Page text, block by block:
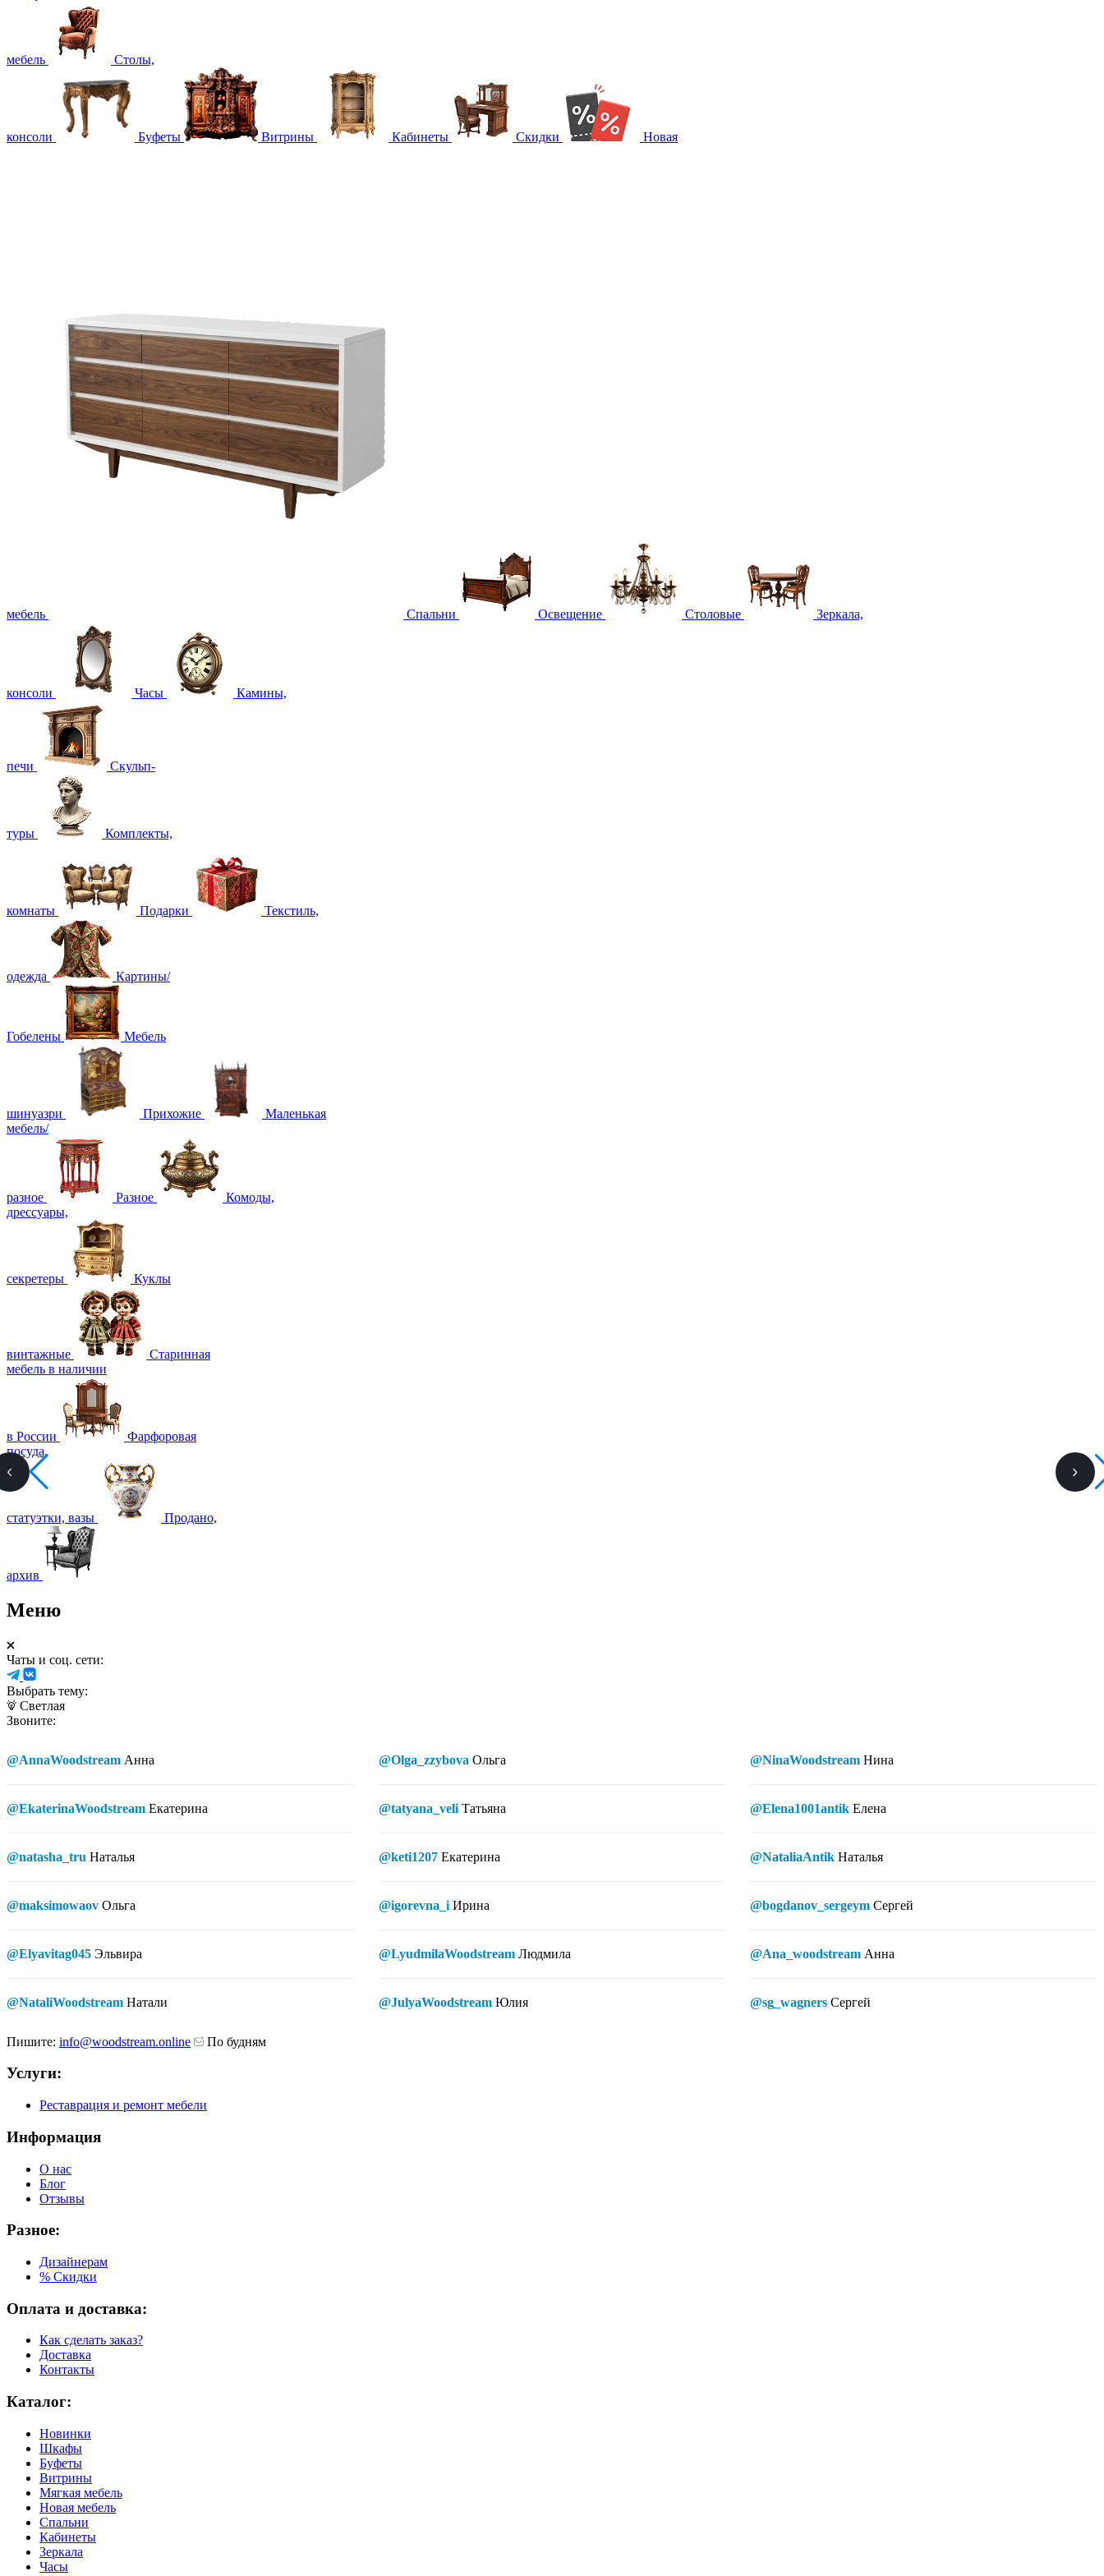
мебель Столы,
консоли Буфеты Витрины Кабинеты Скидки Новая
мебель Спальни Освещение Столовые Зеркала,
консоли Часы Камины,
печи Скульп-
туры Комплекты,
комнаты Подарки Текстиль,
одежда Картины/
Гобелены Мебель
шинуазри Прихожие
Маленькая
мебель/
разное Разное
Комоды,
дрессуары,
секретеры Куклы
винтажные
Старинная
мебель в наличии
в России
Фарфоровая
посуда,
статуэтки, вазы Продано,
архив
Меню
Чаты и соц. сети:
Выбрать тему:
Светлая
Звоните:
@AnnaWoodstream Анна
@EkaterinaWoodstream Екатерина
@natasha_tru Наталья
@maksimowaov Ольга
@Elyavitag045 Эльвира
@NataliWoodstream Натали
@Olga_zzybova Ольга
@tatyana_veli Татьяна
@keti1207 Екатерина
@igorevna_i Ирина
@LyudmilaWoodstream Людмила
@JulyaWoodstream Юлия
@NinaWoodstream Нина
@Elena1001antik Елена
@NataliaAntik Наталья
@bogdanov_sergeym Сергей
@Ana_woodstream Анна
@sg_wagners Сергей
Пишите: info@woodstream.online По будням
Услуги:
Реставрация и ремонт мебели
Информация
О нас
Блог
Отзывы
Разное:
Дизайнерам
% Скидки
Оплата и доставка:
Как сделать заказ?
Доставка
Контакты
Каталог:
Новинки
Шкафы
Буфеты
Витрины
Мягкая мебель
Новая мебель
Спальни
Кабинеты
Зеркала
Часы